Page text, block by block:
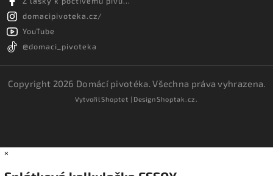
domacipivoteka.cz/
YouTube
@domaci_pivoteka
Copyright 2026 Domácí pivotéka. Všechna práva vyhrazena.
VytvořilShoptet | DesignShoptak.cz.
×